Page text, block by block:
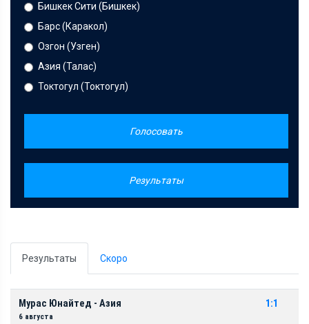
Бишкек Сити (Бишкек)
Барс (Каракол)
Озгон (Узген)
Азия (Талас)
Токтогул (Токтогул)
Голосовать
Результаты
Результаты Скоро
Мурас Юнайтед - Азия
6 августа
1:1